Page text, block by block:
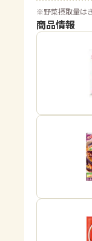
※野菜摂取量は
商品情報